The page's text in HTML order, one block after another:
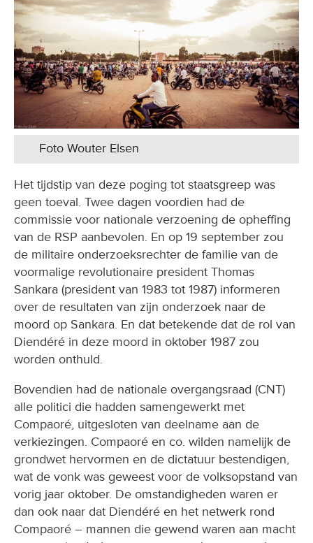
Foto Wouter Elsen
Het tijdstip van deze poging tot staatsgreep was
geen toeval. Twee dagen voordien had de
commissie voor nationale verzoening de opheffing
van de RSP aanbevolen. En op 19 september zou
de militaire onderzoeksrechter de familie van de
voormalige revolutionaire president Thomas
Sankara (president van 1983 tot 1987) informeren
over de resultaten van zijn onderzoek naar de
moord op Sankara. En dat betekende dat de rol van
Diendéré in deze moord in oktober 1987 zou
worden onthuld.
Bovendien had de nationale overgangsraad (CNT)
alle politici die hadden samengewerkt met
Compaoré, uitgesloten van deelname aan de
verkiezingen. Compaoré en co. wilden namelijk de
grondwet hervormen en de dictatuur bestendigen,
wat de vonk was geweest voor de volksopstand van
vorig jaar oktober. De omstandigheden waren er
dan ook naar dat Diendéré en het netwerk rond
Compaoré – mannen die gewend waren aan macht